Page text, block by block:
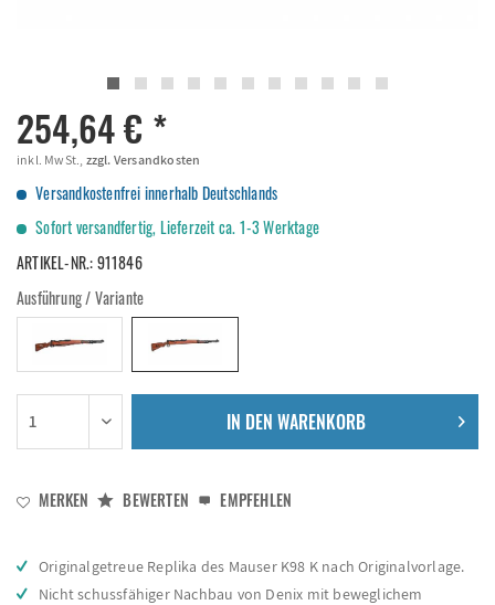
254,64 € *
inkl. MwSt., zzgl. Versandkosten
Versandkostenfrei innerhalb Deutschlands
Sofort versandfertig, Lieferzeit ca. 1-3 Werktage
ARTIKEL-NR.:911846
Ausführung / Variante
IN DEN WARENKORB
MERKEN BEWERTEN EMPFEHLEN
Originalgetreue Replika des Mauser K98 K nach Originalvorlage.
Nicht schussfähiger Nachbau von Denix mit beweglichem